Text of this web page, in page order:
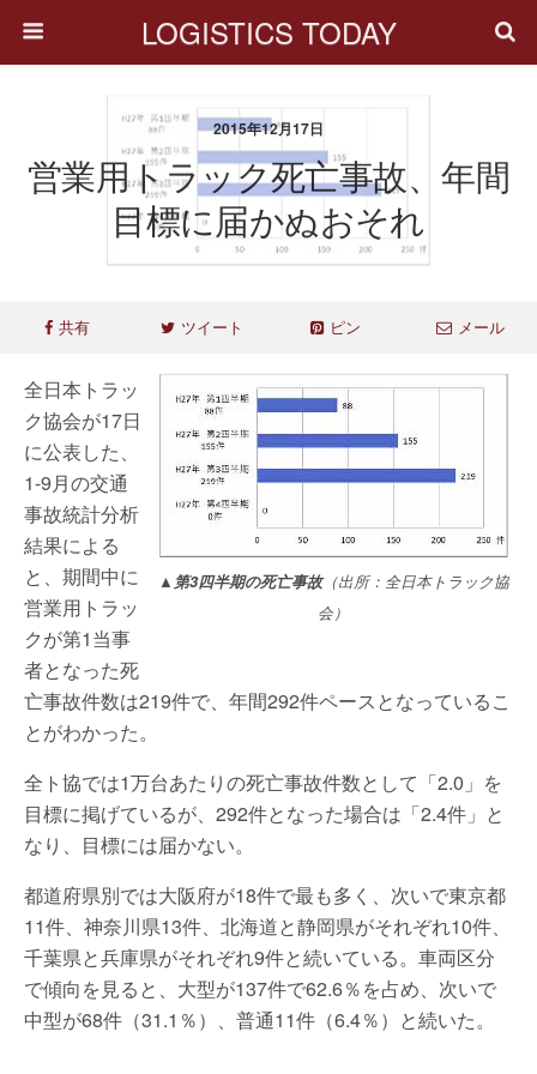
LOGISTICS TODAY
2015年12月17日
営業用トラック死亡事故、年間
目標に届かぬおそれ
共有 ツイート ピン メール
▲第3四半期の死亡事故（出所：全日本トラック協
会）
全日本トラッ
ク協会が17日
に公表した、
1-9月の交通
事故統計分析
結果による
と、期間中に
営業用トラッ
クが第1当事
者となった死
亡事故件数は219件で、年間292件ペースとなっているこ
とがわかった。
全ト協では1万台あたりの死亡事故件数として「2.0」を
目標に掲げているが、292件となった場合は「2.4件」と
なり、目標には届かない。
都道府県別では大阪府が18件で最も多く、次いで東京都
11件、神奈川県13件、北海道と静岡県がそれぞれ10件、
千葉県と兵庫県がそれぞれ9件と続いている。車両区分
で傾向を見ると、大型が137件で62.6％を占め、次いで
中型が68件（31.1％）、普通11件（6.4％）と続いた。